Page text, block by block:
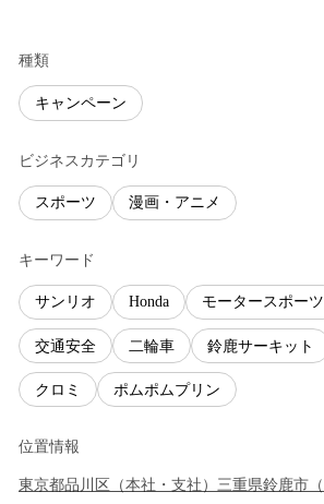
種類
キャンペーン
ビジネスカテゴリ
スポーツ 漫画・アニメ
キーワード
サンリオ Honda モータースポーツ
交通安全 二輪車 鈴鹿サーキット
クロミ ポムポムプリン
位置情報
東京都品川区 （本社・支社 ） 三重県鈴鹿市 （